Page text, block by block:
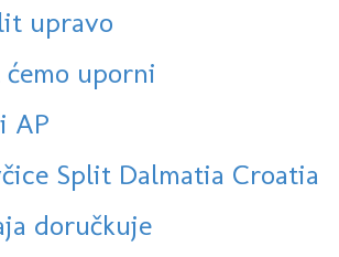
upravo
uporni
AP
Split Dalmatia Croatia
doručkuje